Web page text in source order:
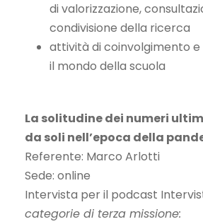
di valorizzazione,
condivisione della ricerca
attività di coinvolgimento
il mondo della scuola
La solitudine dei numeri
da soli nell’epoca della
Referente: Marco Arlotti
Sede: online
Intervista per il podcast
categorie di terza missione: